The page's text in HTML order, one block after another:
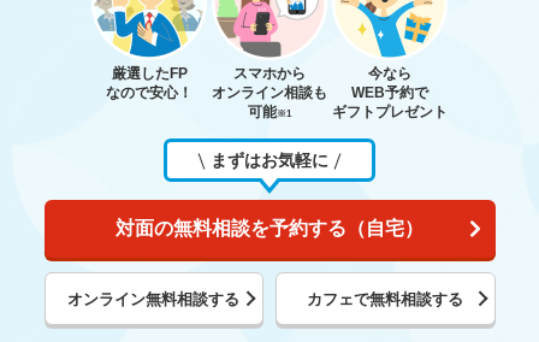
厳選したFP
なので安心！
スマホから
オンライン相談も
可能※1
今なら
WEB予約で
ギフトプレゼント
まずはお気軽に
対面の無料相談を予約する（自宅）
オンライン無料相談する カフェで無料相談する